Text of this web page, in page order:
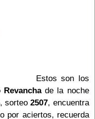
Estos son los
de la noche
, sorteo2507, encuentra
por aciertos, recuerda